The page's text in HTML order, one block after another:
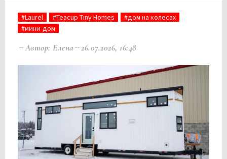
#Laurel #Teacup Tiny Homes
#дом на колесах
#мини-дом
Автор: Елена 26.07.2026, 16:48